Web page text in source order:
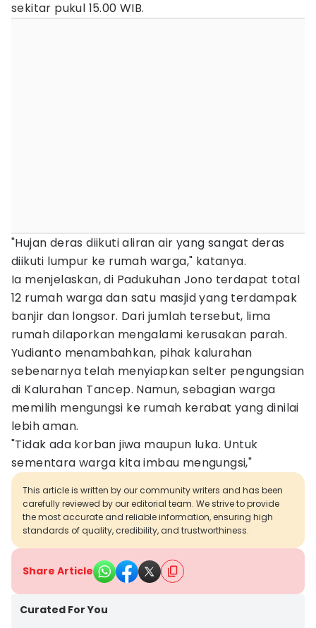
sekitar pukul 15.00 WIB.
‎"Hujan deras diikuti aliran air yang sangat deras
diikuti lumpur ke rumah warga," katanya.
Ia menjelaskan, di Padukuhan Jono terdapat total
12 rumah warga dan satu masjid yang terdampak
banjir dan longsor. Dari jumlah tersebut, lima
rumah dilaporkan mengalami kerusakan parah.
Yudianto menambahkan, pihak kalurahan
sebenarnya telah menyiapkan selter pengungsian
di Kalurahan Tancep. Namun, sebagian warga
memilih mengungsi ke rumah kerabat yang dinilai
lebih aman.
‎"Tidak ada korban jiwa maupun luka. Untuk
sementara warga kita imbau mengungsi,"
This article is written by our community writers and has been
carefully reviewed by our editorial team. We strive to provide
the most accurate and reliable information, ensuring high
standards of quality, credibility, and trustworthiness.
Share Article
Curated For You